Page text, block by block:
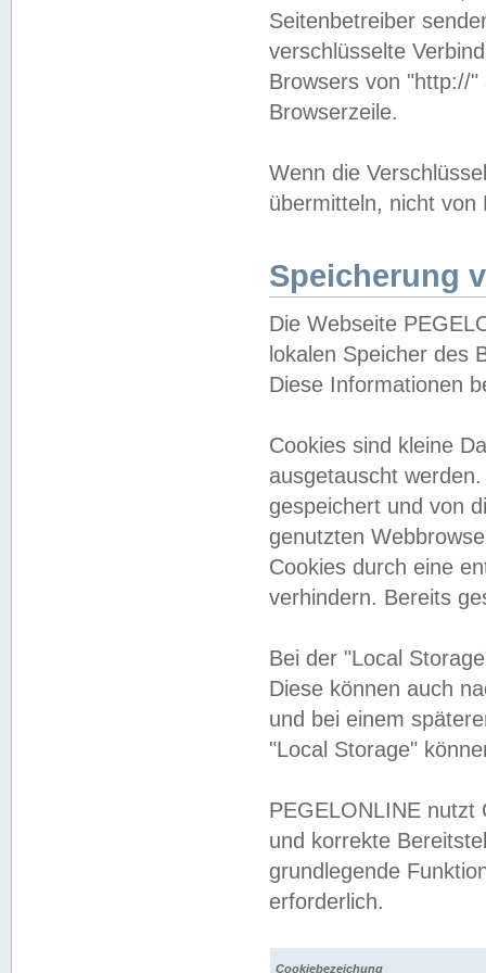
Seitenbetreiber
verschlüsselte
Browsers von "http://
Browserzeile.
Wenn die
übermitteln, nicht von
Speicherung
Die Webseite
lokalen Speicher des
Diese Informationen
Cookies sind kleine
ausgetauscht
gespeichert und von
genutzten
Cookies durch eine
verhindern. Bereits
Bei der "Local
Diese können auch
und bei einem
"Local Storage"
PEGELONLINE nutzt
und korrekte
grundlegende
erforderlich.
Cookiebezeichung